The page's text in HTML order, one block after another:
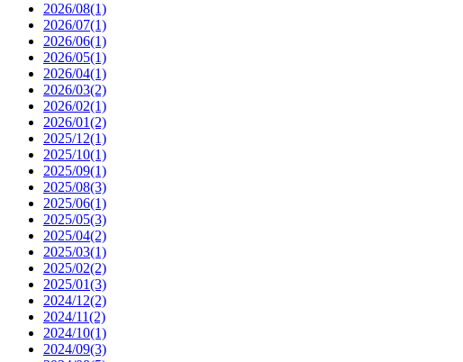
2026/08(1)
2026/07(1)
2026/06(1)
2026/05(1)
2026/04(1)
2026/03(2)
2026/02(1)
2026/01(2)
2025/12(1)
2025/10(1)
2025/09(1)
2025/08(3)
2025/06(1)
2025/05(3)
2025/04(2)
2025/03(1)
2025/02(2)
2025/01(3)
2024/12(2)
2024/11(2)
2024/10(1)
2024/09(3)